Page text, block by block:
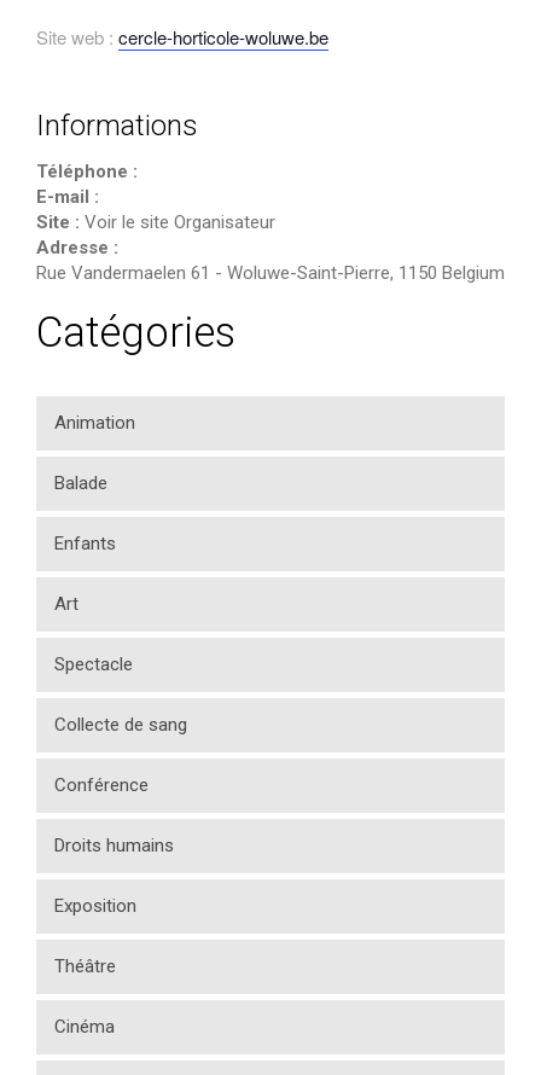
Site web : cercle-horticole-woluwe.be
Informations
Téléphone :
E-mail :
Site : Voir le site Organisateur
Adresse :
Rue Vandermaelen 61 - Woluwe-Saint-Pierre, 1150 Belgium
Catégories
Animation
Balade
Enfants
Art
Spectacle
Collecte de sang
Conférence
Droits humains
Exposition
Théâtre
Cinéma